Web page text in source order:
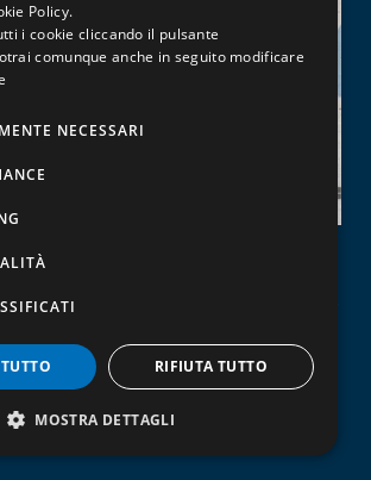
DI SALDATURA
del Patentino di Saldatura – Processi
111, 135...
Policy.
i cookie cliccando il pulsante
comunque anche in seguito modificare
NECESSARI
RIFIUTA TUTTO
MOSTRA DETTAGLI